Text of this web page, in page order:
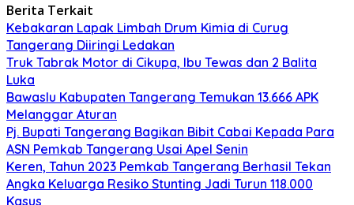
Berita Terkait
Kebakaran Lapak Limbah Drum Kimia di Curug
Tangerang Diiringi Ledakan
Truk Tabrak Motor di Cikupa, Ibu Tewas dan 2 Balita
Luka
Bawaslu Kabupaten Tangerang Temukan 13.666 APK
Melanggar Aturan
Pj. Bupati Tangerang Bagikan Bibit Cabai Kepada Para
ASN Pemkab Tangerang Usai Apel Senin
Keren, Tahun 2023 Pemkab Tangerang Berhasil Tekan
Angka Keluarga Resiko Stunting Jadi Turun 118.000
Kasus